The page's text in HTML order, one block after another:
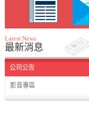
Latest News
最新消息
公司公告
影音專區